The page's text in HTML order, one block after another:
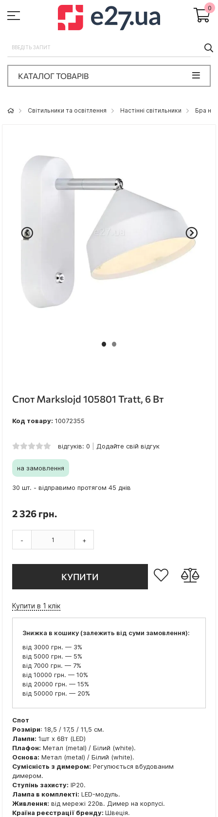
0
КАТАЛОГ ТОВАРІВ
Світильники та освітлення Настінні світильники Бра на
Спот Markslojd 105801 Tratt, 6 Вт
Код товару: 10072355
відгуків: 0 Додайте свій відгук
на замовлення
30 шт. - відправимо протягом 45 днів
2 326 грн.
- +
КУПИТИ
Купити в 1 клік
Знижка в кошику (залежить від суми замовлення):
від 3000 грн. — 3%
від 5000 грн. — 5%
від 7000 грн. — 7%
від 10000 грн. — 10%
від 20000 грн. — 15%
від 50000 грн. — 20%
Спот
Розміри: 18,5 / 17,5 / 11,5 см.
Лампи: 1шт x 6Вт (LED)
Плафон: Метал (metal) / Білий (white).
Основа: Метал (metal) / Білий (white).
Сумісність з димером: Регулюється вбудованим
димером.
Ступінь захисту: IP20.
Лампа в комплекті: LED-модуль.
Живлення: від мережі 220в. Димер на корпусі.
Країна реєстрації бренду: Швеція.